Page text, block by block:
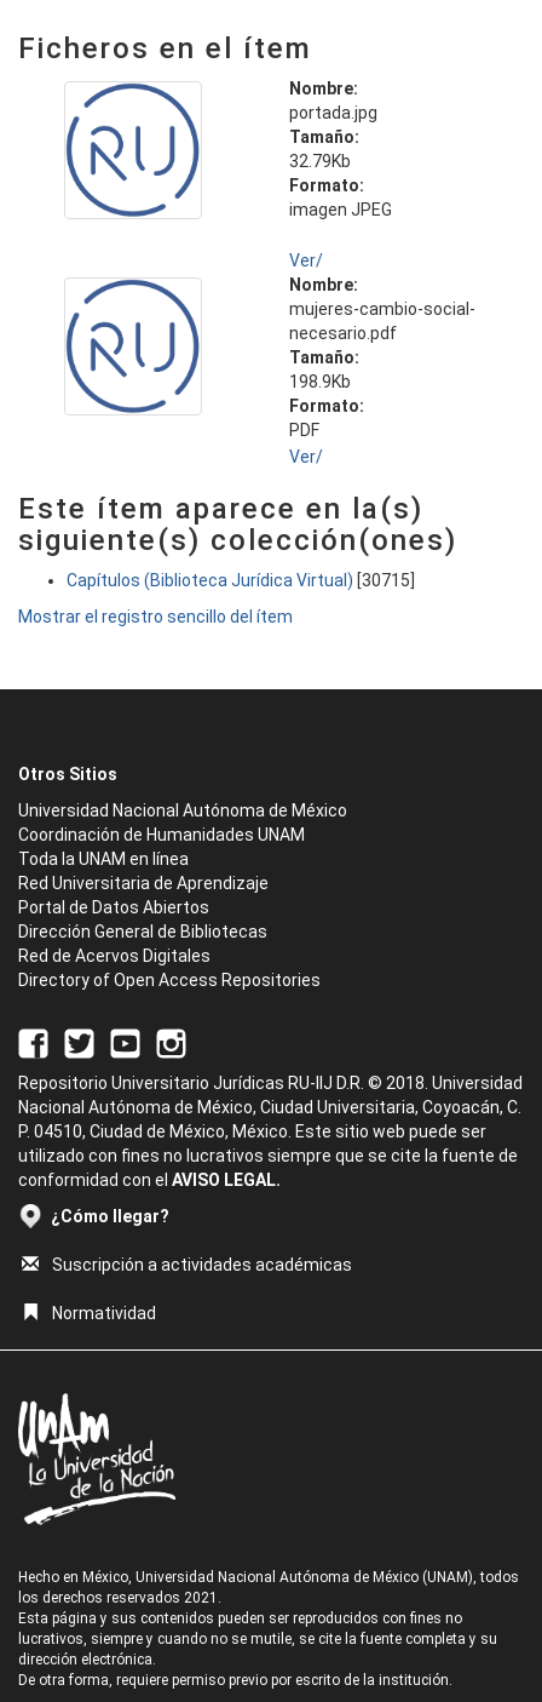
Ficheros en el ítem
Nombre:
portada.jpg
Tamaño:
32.79Kb
Formato:
imagen JPEG
Ver/
Nombre:
mujeres-cambio-social-
necesario.pdf
Tamaño:
198.9Kb
Formato:
PDF
Ver/
Este ítem aparece en la(s)
siguiente(s) colección(ones)
Capítulos (Biblioteca Jurídica Virtual) [30715]
Mostrar el registro sencillo del ítem
Otros Sitios
Universidad Nacional Autónoma de México
Coordinación de Humanidades UNAM
Toda la UNAM en línea
Red Universitaria de Aprendizaje
Portal de Datos Abiertos
Dirección General de Bibliotecas
Red de Acervos Digitales
Directory of Open Access Repositories
Repositorio Universitario Jurídicas RU-IIJ D.R. © 2018. Universidad
Nacional Autónoma de México, Ciudad Universitaria, Coyoacán, C.
P. 04510, Ciudad de México, México. Este sitio web puede ser
utilizado con fines no lucrativos siempre que se cite la fuente de
conformidad con el AVISO LEGAL.
¿Cómo llegar?
Suscripción a actividades académicas
Normatividad
Hecho en México, Universidad Nacional Autónoma de México (UNAM), todos
los derechos reservados 2021.
Esta página y sus contenidos pueden ser reproducidos con fines no
lucrativos, siempre y cuando no se mutile, se cite la fuente completa y su
dirección electrónica.
De otra forma, requiere permiso previo por escrito de la institución.